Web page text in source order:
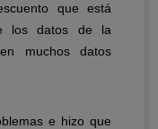
que está
los datos de la
muchos datos
e hizo que